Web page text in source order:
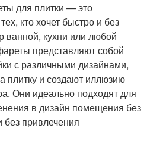
для плитки — это
кто хочет быстро и без
ванной, кухни или любой
представляют собой
с различными дизайнами,
плитку и создают иллюзию
Они идеально подходят для
в дизайн помещения без
привлечения